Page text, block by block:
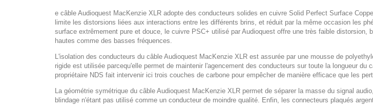
e câble Audioquest MacKenzie XLR adopte des conducteurs solides en cuivre Solid Perfect Surface
limite les distorsions liées aux interactions entre les différents brins, et réduit par la même occasion les
surface extrêmement pure et douce, le cuivre PSC+ utilisé par Audioquest offre une très faible distorsion,
hautes comme des basses fréquences.
L'isolation des conducteurs du câble Audioquest MacKenzie XLR est assurée par une mousse de
rigide est utilisée parcequ'elle permet de maintenir l'agencement des conducteurs sur toute la longueur
propriétaire NDS fait intervenir ici trois couches de carbone pour empêcher de manière efficace que les
La géométrie symétrique du câble Audioquest MacKenzie XLR permet de séparer la masse du signal
blindage n'étant pas utilisé comme un conducteur de moindre qualité. Enfin, les connecteurs plaqués